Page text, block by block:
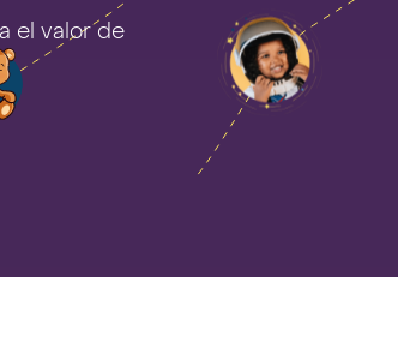
el valor de